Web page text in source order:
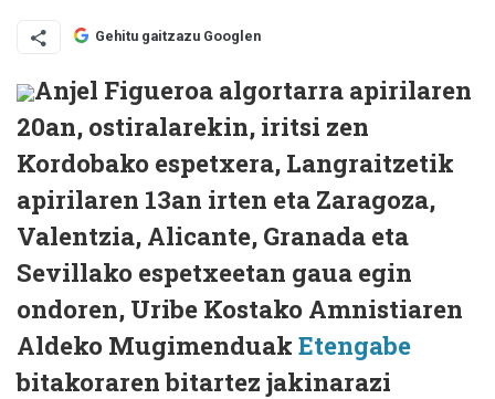
Gehitu gaitzazu Googlen
Anjel Figueroa algortarra apirilaren
20an, ostiralarekin, iritsi zen
Kordobako espetxera, Langraitzetik
apirilaren 13an irten eta Zaragoza,
Valentzia, Alicante, Granada eta
Sevillako espetxeetan gaua egin
ondoren, Uribe Kostako Amnistiaren
Aldeko Mugimenduak Etengabe
bitakoraren bitartez jakinarazi